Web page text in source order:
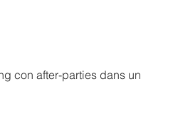
con after-parties dans un